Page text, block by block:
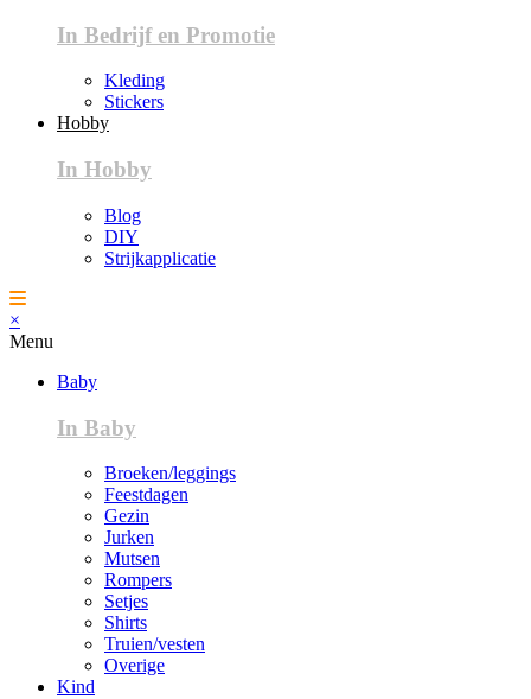
In Bedrijf en Promotie
Kleding
Stickers
Hobby
In Hobby
Blog
DIY
Strijkapplicatie
×
Menu
Baby
In Baby
Broeken/leggings
Feestdagen
Gezin
Jurken
Mutsen
Rompers
Setjes
Shirts
Truien/vesten
Overige
Kind